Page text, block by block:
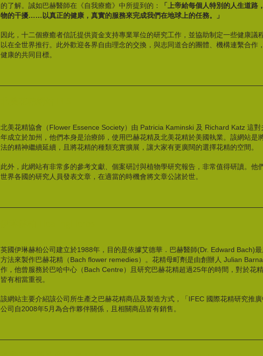
的了解。誠如巴赫醫師在《自我療癒》中所提到的：
「上帝給每個人特別的人生道路
物的干擾……以真正的健康，真實的服務來完成我們在地球上的任務。」
因此，十二個療癒者信託提供資金支持專業單位的研究工作，並協助制定一些健康議
以在全世界推行。此外歡迎各界自由理念的交換，與志同道合的團體、機構連繫合作
健康的共同目標。
北美花精協會（Flower Essence Society）由 Patricia Kaminski 及 Richard Katz 這對
年成立於加州，他們本身是治療師，使用巴赫花精及北美花精於美國執業。該網站是
法的精神繼續延續，且將花精的種類充實擴展，讓大家有更廣闊的選擇花精的空間。
此外，此網站有非常多的參考文獻、個案研討與植物學研究報告，非常值得研讀。他
世界各國的研究人員發表文章，在適當的時機會將文章公諸於世。
英國伊琳赫柏公司建立於1988年，目的是依據艾德華．巴赫醫師(Dr. Edward Bach)
方法來製作巴赫花精（Bach flower remedies）。花精母町劑是由創辦人 Julian
作，他曾服務於巴哈中心（Bach Centre）且研究巴赫花精超過25年的時間，對於花
皆有相當重視。
該網站主要介紹該公司所生產之巴赫花精商品及製造方式，「IFEC 國際花精研究推
公司自2008年5月為合作夥伴關係，且相關商品皆有銷售。